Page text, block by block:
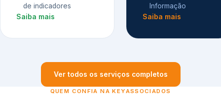
de indicadores
Saiba mais
Informação
Saiba mais
Ver todos os serviços completos
QUEM CONFIA NA KEYASSOCIADOS